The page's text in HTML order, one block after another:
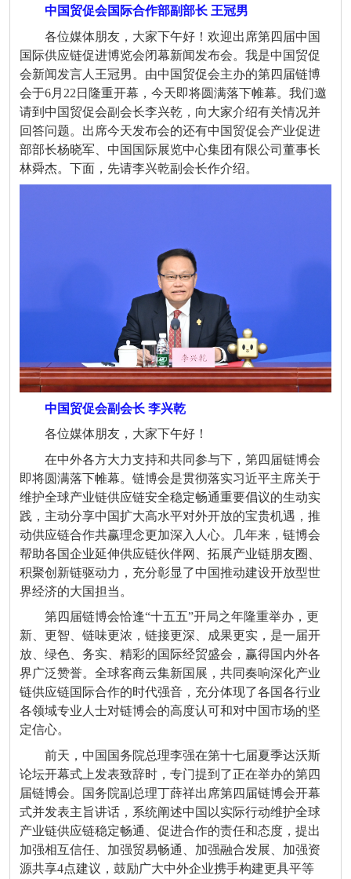
中国贸促会国际合作部副部长 王冠男
各位媒体朋友，大家下午好！欢迎出席第四届中国
国际供应链促进博览会闭幕新闻发布会。我是中国贸促
会新闻发言人王冠男。由中国贸促会主办的第四届链博
会于6月22日隆重开幕，今天即将圆满落下帷幕。我们邀
请到中国贸促会副会长李兴乾，向大家介绍有关情况并
回答问题。出席今天发布会的还有中国贸促会产业促进
部部长杨晓军、中国国际展览中心集团有限公司董事长
林舜杰。下面，先请李兴乾副会长作介绍。
中国贸促会副会长 李兴乾
各位媒体朋友，大家下午好！
在中外各方大力支持和共同参与下，第四届链博会
即将圆满落下帷幕。链博会是贯彻落实习近平主席关于
维护全球产业链供应链安全稳定畅通重要倡议的生动实
践，主动分享中国扩大高水平对外开放的宝贵机遇，推
动供应链合作共赢理念更加深入人心。几年来，链博会
帮助各国企业延伸供应链伙伴网、拓展产业链朋友圈、
积聚创新链驱动力，充分彰显了中国推动建设开放型世
界经济的大国担当。
第四届链博会恰逢“十五五”开局之年隆重举办，更
新、更智、链味更浓，链接更深、成果更实，是一届开
放、绿色、务实、精彩的国际经贸盛会，赢得国内外各
界广泛赞誉。全球客商云集新国展，共同奏响深化产业
链供应链国际合作的时代强音，充分体现了各国各行业
各领域专业人士对链博会的高度认可和对中国市场的坚
定信心。
前天，中国国务院总理李强在第十七届夏季达沃斯
论坛开幕式上发表致辞时，专门提到了正在举办的第四
届链博会。国务院副总理丁薛祥出席第四届链博会开幕
式并发表主旨讲话，系统阐述中国以实际行动维护全球
产业链供应链稳定畅通、促进合作的责任和态度，提出
加强相互信任、加强贸易畅通、加强融合发展、加强资
源共享4点建议，鼓励广大中外企业携手构建更具平等